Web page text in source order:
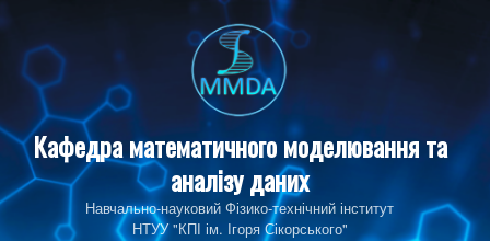
content
Кафедра математичного моделювання та
аналізу даних
Навчально-науковий Фізико‑технічний інститут
НТУУ "КПІ ім. Ігоря Сікорського"